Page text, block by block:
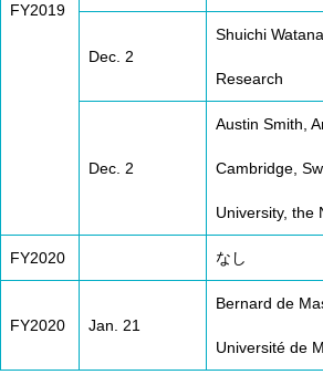
FY2019
Dec. 2
Shuichi
Research
Dec. 2
Austin Smith,
Cambridge,
University, the
FY2020 なし
FY2020 Jan. 21
Bernard de
Université de